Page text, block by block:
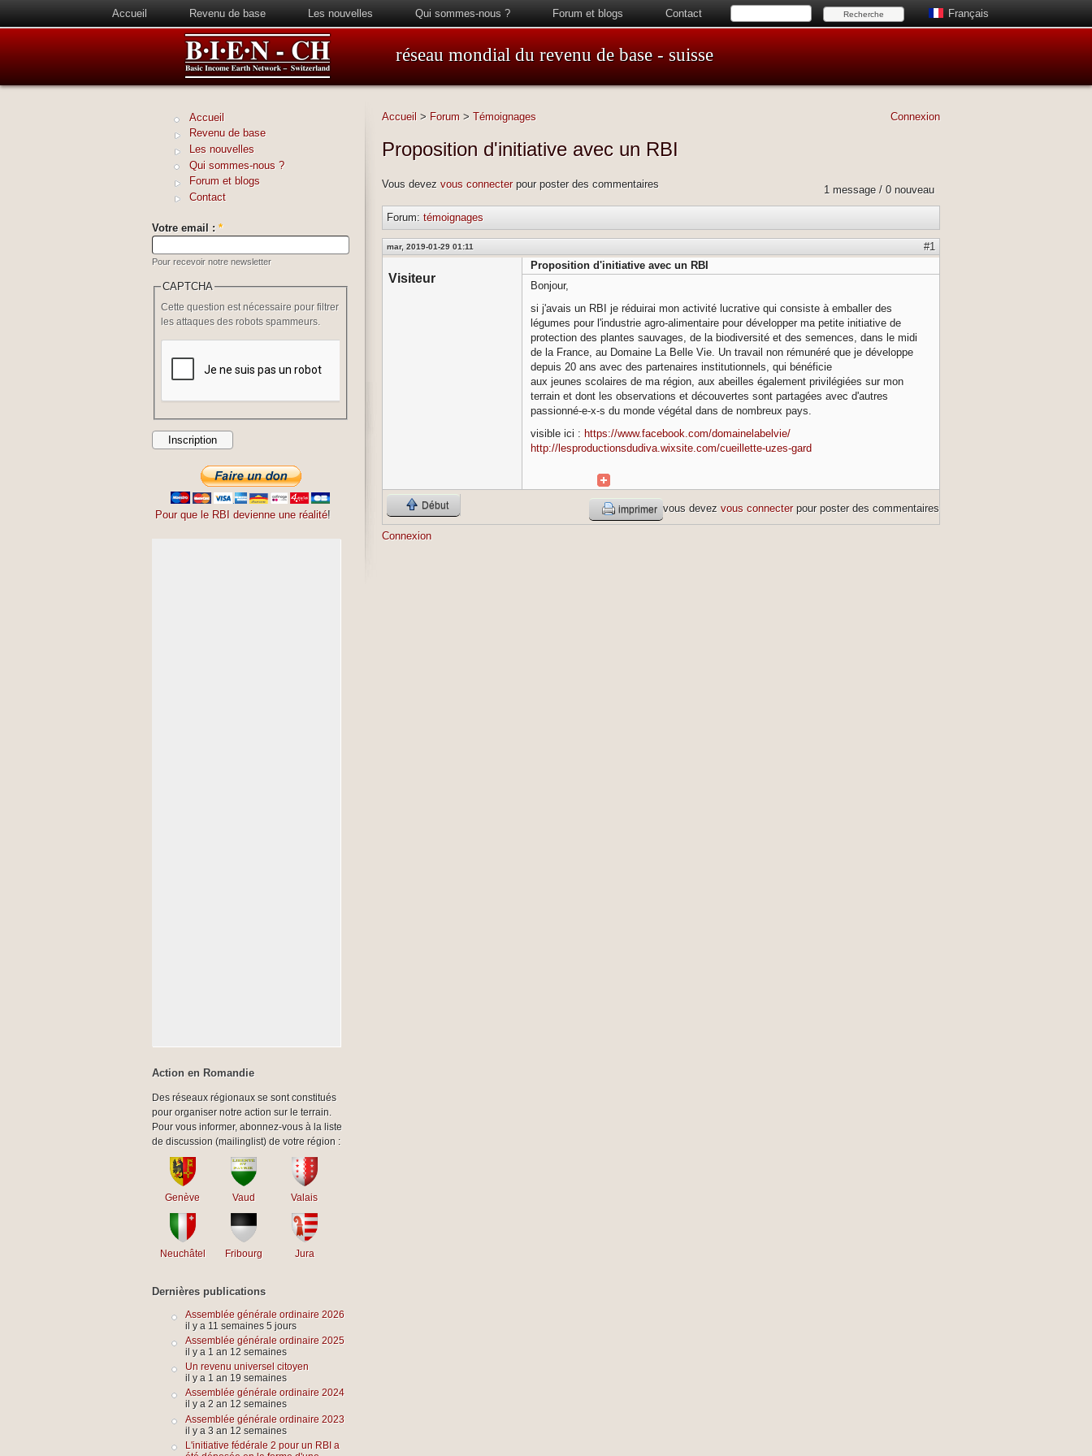
Accueil Revenu de base Les nouvelles Qui sommes-nous ? Forum et blogs Contact Français
réseau mondial du revenu de base - suisse
Connexion
Accueil > Forum >Témoignages
Proposition d'initiative avec un RBI
1 message / 0 nouveau
Vous devezvous connecterpour poster des commentaires
Forum:témoignages
mar, 2019-01-29 01:11 #1
Visiteur
Proposition d'initiative avec un RBI
Bonjour,
si j'avais un RBI je réduirai mon activité lucrative qui consiste à emballer des
légumes pour l'industrie agro-alimentaire pour développer ma petite initiative de
protection des plantes sauvages, de la biodiversité et des semences, dans le midi
de la France, au Domaine La Belle Vie. Un travail non rémunéré que je développe
depuis 20 ans avec des partenaires institutionnels, qui bénéficie
aux jeunes scolaires de ma région, aux abeilles également privilégiées sur mon
terrain et dont les observations et découvertes sont partagées avec d'autres
passionné-e-x-s du monde végétal dans de nombreux pays.
visible ici :https://www.facebook.com/domainelabelvie/
http://lesproductionsdudiva.wixsite.com/cueillette-uzes-gard
Début imprimer vous devez vous connecterpour poster des commentaires
Connexion
Accueil
Revenu de base
Les nouvelles
Qui sommes-nous ?
Forum et blogs
Contact
Votre email : *
Pour recevoir notre newsletter
CAPTCHA
Cette question est nécessaire pour filtrer
les attaques des robots spammeurs.
Pour que le RBI devienne une réalité!
Action en Romandie
Des réseaux régionaux se sont constitués
pour organiser notre action sur le terrain.
Pour vous informer, abonnez-vous à la liste
de discussion (mailinglist) de votre région :
Genève Vaud Valais
Neuchâtel Fribourg Jura
Dernières publications
Assemblée générale ordinaire 2026
il y a 11 semaines 5 jours
Assemblée générale ordinaire 2025
il y a 1 an 12 semaines
Un revenu universel citoyen
il y a 1 an 19 semaines
Assemblée générale ordinaire 2024
il y a 2 an 12 semaines
Assemblée générale ordinaire 2023
il y a 3 an 12 semaines
L'initiative fédérale 2 pour un RBI a